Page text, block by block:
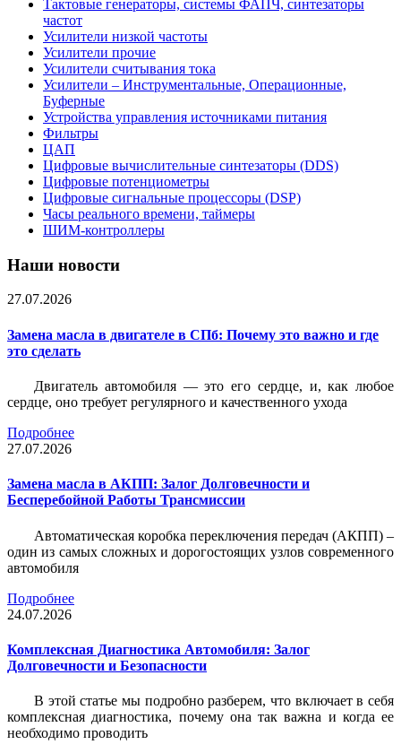
Тактовые генераторы, системы ФАПЧ, синтезаторы
частот
Усилители низкой частоты
Усилители прочие
Усилители считывания тока
Усилители – Инструментальные, Операционные,
Буферные
Устройства управления источниками питания
Фильтры
ЦАП
Цифровые вычислительные синтезаторы (DDS)
Цифровые потенциометры
Цифровые сигнальные процессоры (DSP)
Часы реального времени, таймеры
ШИМ-контроллеры
Наши новости
27.07.2026
Замена масла в двигателе в СПб: Почему это важно и где
это сделать
Двигатель автомобиля — это его сердце, и, как любое
сердце, оно требует регулярного и качественного ухода
Подробнее
27.07.2026
Замена масла в АКПП: Залог Долговечности и
Бесперебойной Работы Трансмиссии
Автоматическая коробка переключения передач (АКПП) –
один из самых сложных и дорогостоящих узлов современного
автомобиля
Подробнее
24.07.2026
Комплексная Диагностика Автомобиля: Залог
Долговечности и Безопасности
В этой статье мы подробно разберем, что включает в себя
комплексная диагностика, почему она так важна и когда ее
необходимо проводить